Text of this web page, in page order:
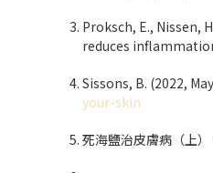
Proksch, E., Nissen,
reduces
Sissons, B. (2022,
your-skin
死海鹽治皮膚病（上